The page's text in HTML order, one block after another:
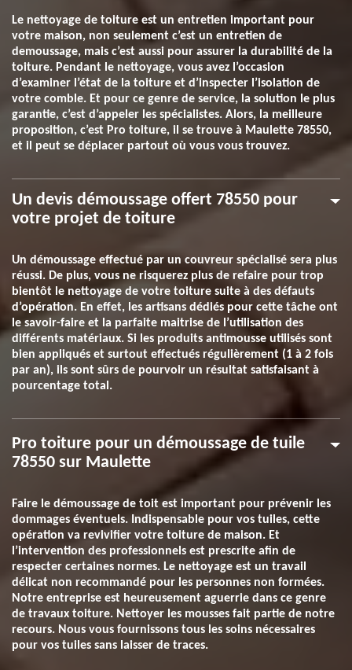
Le nettoyage de toiture est un entretien important pour
votre maison, non seulement c’est un entretien de
demoussage, mais c’est aussi pour assurer la durabilité de la
toiture. Pendant le nettoyage, vous avez l’occasion
d’examiner l’état de la toiture et d’inspecter l’isolation de
votre comble. Et pour ce genre de service, la solution le plus
garantie, c’est d’appeler les spécialistes. Alors, la meilleure
proposition, c’est Pro toiture, il se trouve à Maulette 78550,
et il peut se déplacer partout où vous vous trouvez.
Un devis démoussage offert 78550 pour
votre projet de toiture
Un démoussage effectué par un couvreur spécialisé sera plus
réussi. De plus, vous ne risquerez plus de refaire pour trop
bientôt le nettoyage de votre toiture suite à des défauts
d’opération. En effet, les artisans dédiés pour cette tâche ont
le savoir-faire et la parfaite maitrise de l’utilisation des
différents matériaux. Si les produits antimousse utilisés sont
bien appliqués et surtout effectués régulièrement (1 à 2 fois
par an), ils sont sûrs de pourvoir un résultat satisfaisant à
pourcentage total.
Pro toiture pour un démoussage de tuile
78550 sur Maulette
Faire le démoussage de toit est important pour prévenir les
dommages éventuels. Indispensable pour vos tuiles, cette
opération va revivifier votre toiture de maison. Et
l’intervention des professionnels est prescrite afin de
respecter certaines normes. Le nettoyage est un travail
délicat non recommandé pour les personnes non formées.
Notre entreprise est heureusement aguerrie dans ce genre
de travaux toiture. Nettoyer les mousses fait partie de notre
recours. Nous vous fournissons tous les soins nécessaires
pour vos tuiles sans laisser de traces.